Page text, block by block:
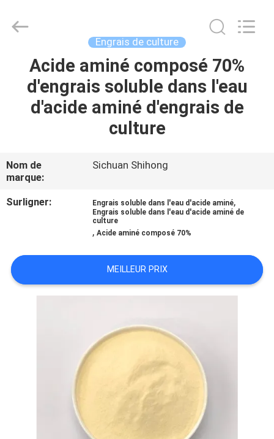
MAISON
PRODUITS
AU
SUJET
VISITE
CONTRÔLE
CONTACTEZ-
Shihong
Technology
Engrais de culture
Acide aminé composé 70%
d'engrais soluble dans l'eau
d'acide aminé d'engrais de
culture
Nom de
marque:
Sichuan Shihong
Surligner: Engrais soluble dans l'eau d'acide aminé,
Engrais soluble dans l'eau d'acide aminé de
culture
,Acide aminé composé 70%
MEILLEUR PRIX